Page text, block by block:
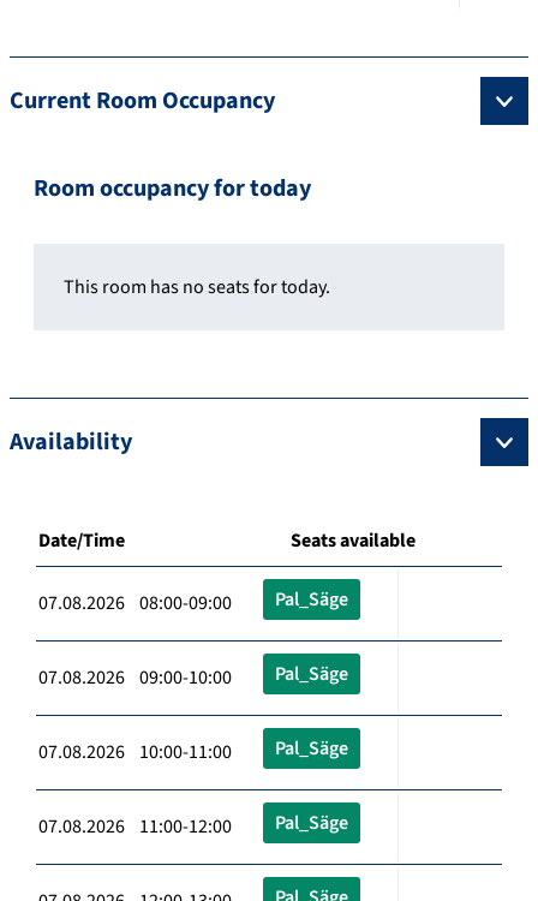
Current Room Occupancy
Room occupancy for today
This room has no seats for today.
Availability
Date/Time Seats available
07.08.2026 08:00-09:00 Pal_Säge
07.08.2026 09:00-10:00 Pal_Säge
07.08.2026 10:00-11:00 Pal_Säge
07.08.2026 11:00-12:00 Pal_Säge